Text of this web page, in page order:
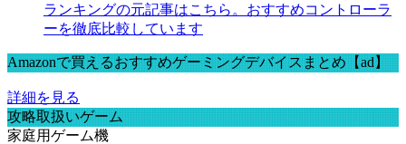
ランキングの元記事はこちら。おすすめコントローラ
ーを徹底比較しています
Amazonで買えるおすすめゲーミングデバイスまとめ【ad】
詳細を見る
攻略取扱いゲーム
家庭用ゲーム機